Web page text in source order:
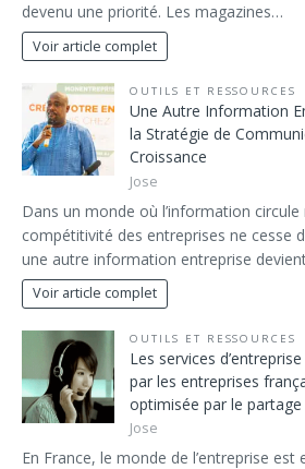
devenu une priorité. Les magazines…
Voir article complet
OUTILS ET RESSOURCES
Une Autre Information
la Stratégie de
Croissance
Jose
Dans un monde où l’information
compétitivité des entreprises ne cesse
une autre information entreprise
Voir article complet
OUTILS ET RESSOURCES
Les services
par les entreprises
optimisée par le partage
Jose
En France, le monde de l’entreprise est